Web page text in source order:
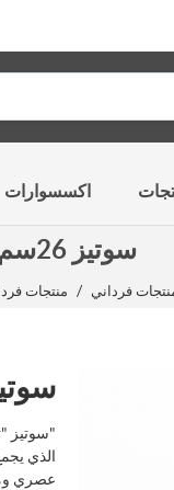
اكسسوارات
سوتيز 26سم
فرداني / منتجات
سوتيز
"سوتيز
الذي
عصري